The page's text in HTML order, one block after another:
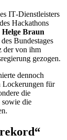
IT-Dienstleisters
Hackathons
Braun
des Bundestages
der von ihm
gezogen.
dennoch
Lockerungen für
die
sowie die